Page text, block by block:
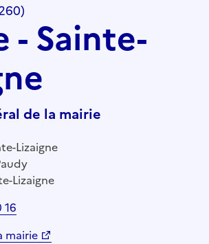
- Sainte-
de la mairie
Lizaigne
Lizaigne
16
mairie